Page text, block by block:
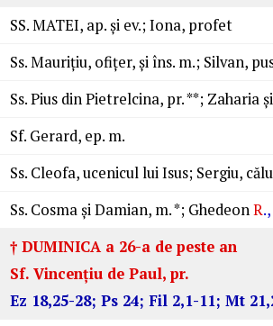
SS. MATEI, ap. şi ev.; Iona, profet
Ss. Mauriţiu, ofiţer, şi îns. m.; Silvan,
Ss. Pius din Pietrelcina, pr. **; Zaharia
Sf. Gerard, ep. m.
Ss. Cleofa, ucenicul lui Isus; Sergiu,
Ss. Cosma şi Damian, m. *; GhedeonR
† DUMINICA a 26-a de peste an
Sf. Vincenţiu de Paul, pr.
Ez 18,25-28; Ps 24; Fil 2,1-11; Mt